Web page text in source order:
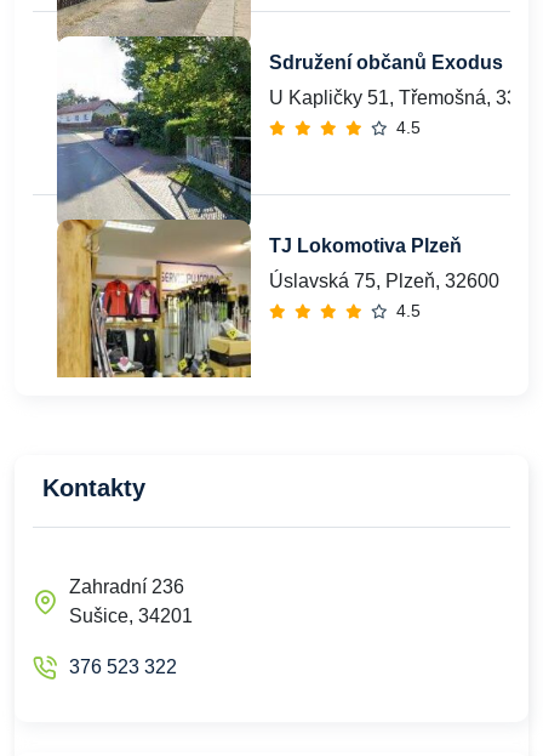
Sdružení občanů Exodus
U Kapličky 51, Třemošná, 330
4.5
TJ Lokomotiva Plzeň
Úslavská 75, Plzeň, 32600
4.5
Kontakty
Zahradní 236
Sušice, 34201
376 523 322